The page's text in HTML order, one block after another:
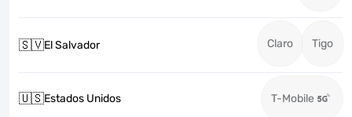
🇸🇻El Salvador Claro Tigo
🇺🇸Estados Unidos T-Mobile